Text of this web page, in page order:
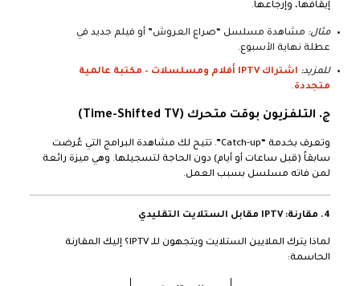
إيقافها، وإرجاعها.
مثال: مشاهدة مسلسل “صراع العروش” أو فيلم جديد في
عطلة نهاية الأسبوع.
للمزيد:
اشتراك IPTV أفلام ومسلسلات – مكتبة عالمية
متجددة.
ج. التلفزيون بوقت متحرك (Time-Shifted TV)
وتعرف بخدمة “Catch-up”. تتيح لك مشاهدة البرامج التي عُرضت
سابقاً (قبل ساعات أو أيام) دون الحاجة لتسجيلها. وهي ميزة رائعة
لمن فاته مسلسل بسبب العمل.
4. مقارنة: IPTV مقابل الستلايت التقليدي
لماذا يترك الملايين الستلايت ويتجهون للـ IPTV؟ إليك المقارنة
الحاسمة: